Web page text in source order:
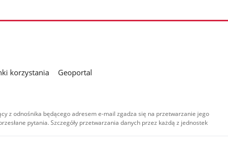
korzystania
Geoportal
z odnośnika będącego adresem e-mail zgadza się na przetwarzanie jego
pytania. Szczegóły przetwarzania danych przez każdą z jednostek